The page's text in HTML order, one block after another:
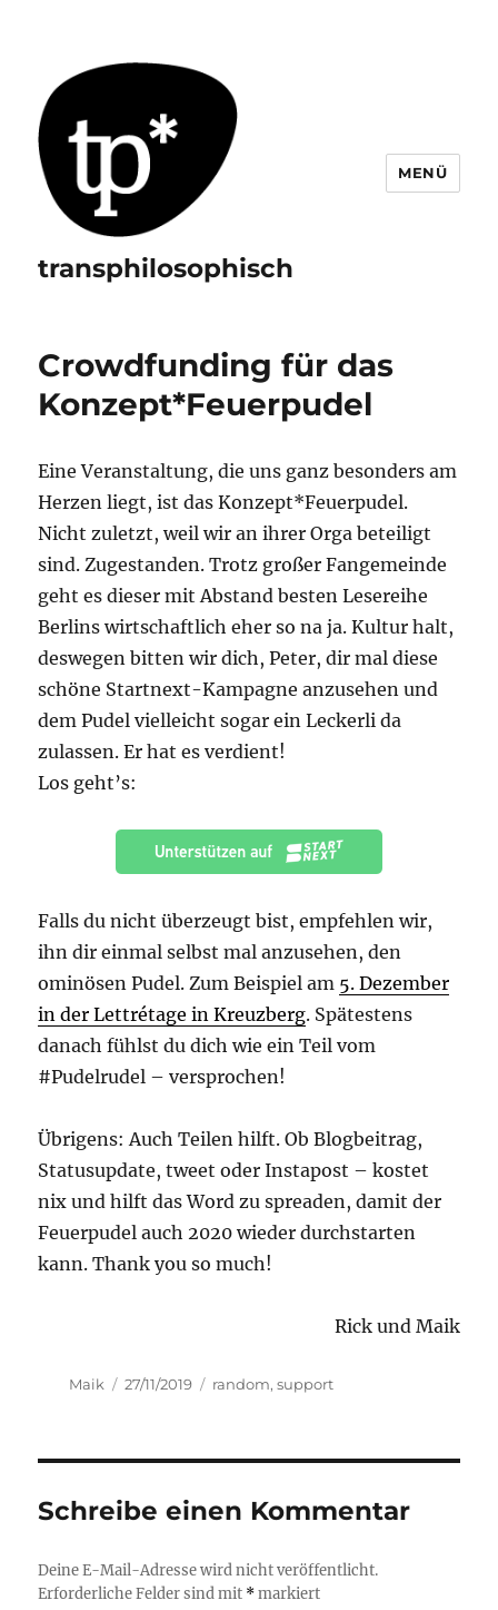
transphilosophisch
MENÜ
Crowdfunding für das
Konzept*Feuerpudel
Eine Veranstaltung, die uns ganz besonders am
Herzen liegt, ist das Konzept*Feuerpudel.
Nicht zuletzt, weil wir an ihrer Orga beteiligt
sind. Zugestanden. Trotz großer Fangemeinde
geht es dieser mit Abstand besten Lesereihe
Berlins wirtschaftlich eher so na ja. Kultur halt,
deswegen bitten wir dich, Peter, dir mal diese
schöne Startnext-Kampagne anzusehen und
dem Pudel vielleicht sogar ein Leckerli da
zulassen. Er hat es verdient!
Los geht’s:
Falls du nicht überzeugt bist, empfehlen wir,
ihn dir einmal selbst mal anzusehen, den
ominösen Pudel. Zum Beispiel am 5. Dezember
in der Lettrétage in Kreuzberg. Spätestens
danach fühlst du dich wie ein Teil vom
#Pudelrudel – versprochen!
Übrigens: Auch Teilen hilft. Ob Blogbeitrag,
Statusupdate, tweet oder Instapost – kostet
nix und hilft das Word zu spreaden, damit der
Feuerpudel auch 2020 wieder durchstarten
kann. Thank you so much!
Rick und Maik
Autor
Maik
Veröffentlicht
27/11/2019 Kategorien
random,support
Schreibe einen Kommentar
Deine E-Mail-Adresse wird nicht veröffentlicht.
Erforderliche Felder sind mit *markiert